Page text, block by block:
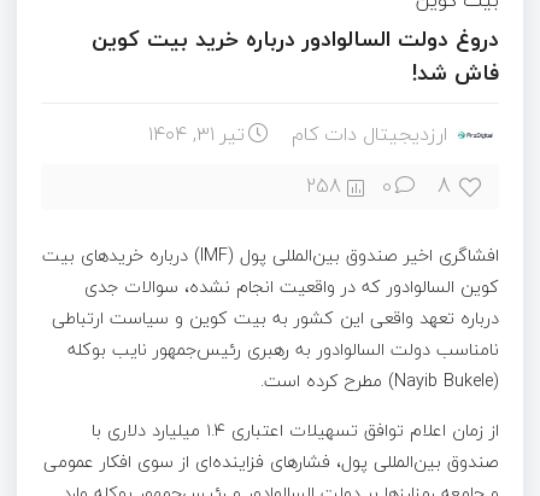
دروغ دولت السالوادور درباره خرید بیت کوین
فاش شد!
ارزدیجیتال دات کام تیر ۳۱, ۱۴۰۴
8
0
258
افشاگری اخیر صندوق بین‌المللی پول (IMF) درباره خریدهای بیت
کوین السالوادور که در واقعیت انجام نشده، سوالات جدی
درباره تعهد واقعی این کشور به بیت کوین و سیاست ارتباطی
نامناسب دولت السالوادور به رهبری رئیس‌جمهور نایب بوکله
‎(Nayib Bukele) مطرح کرده است.
از زمان اعلام توافق تسهیلات اعتباری ۱.۴ میلیارد دلاری با
صندوق بین‌المللی پول، فشارهای فزاینده‌ای از سوی افکار عمومی